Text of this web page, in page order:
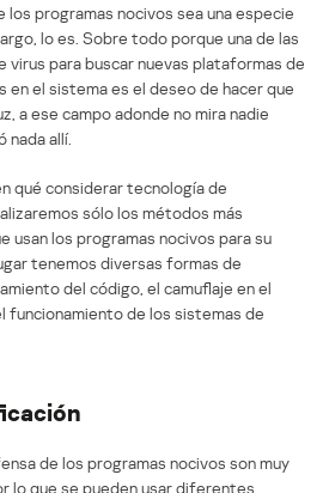
los programas nocivos sea una especie
lo es. Sobre todo porque una de las
virus para buscar nuevas plataformas de
en el sistema es el deseo de hacer que
a ese campo adonde no mira nadie
nada allí.
qué considerar tecnología de
sólo los métodos más
usan los programas nocivos para su
tenemos diversas formas de
del código, el camuflaje en el
funcionamiento de los sistemas de
de los programas nocivos son muy
lo que se pueden usar diferentes